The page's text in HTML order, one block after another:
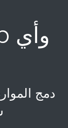
دمج